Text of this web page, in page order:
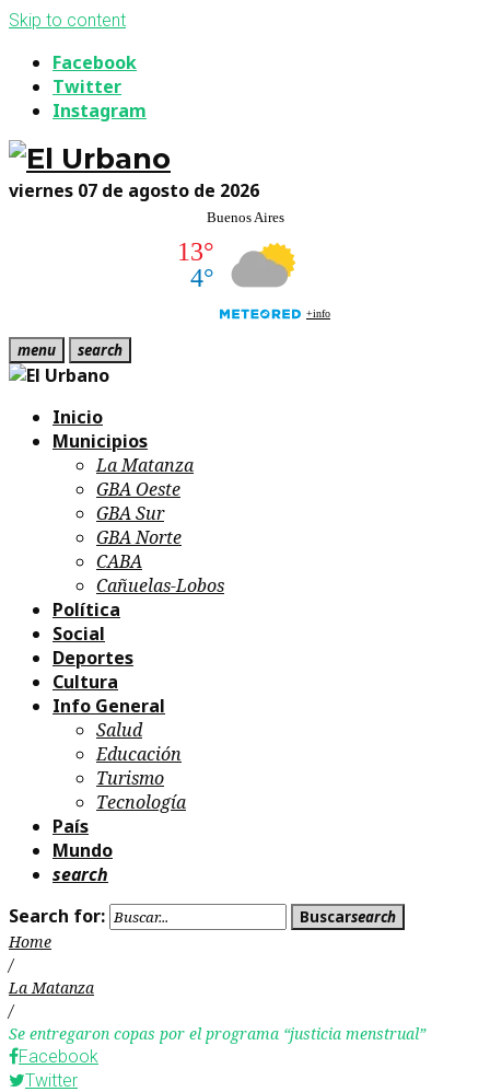
Skip to content
Facebook
Twitter
Instagram
viernes 07 de agosto de 2026
menu search
Inicio
Municipios
La Matanza
GBA Oeste
GBA Sur
GBA Norte
CABA
Cañuelas-Lobos
Política
Social
Deportes
Cultura
Info General
Salud
Educación
Turismo
Tecnología
País
Mundo
search
Search for:
Buscarsearch
Home
/
La Matanza
/
Se entregaron copas por el programa “justicia menstrual”
Facebook
Twitter